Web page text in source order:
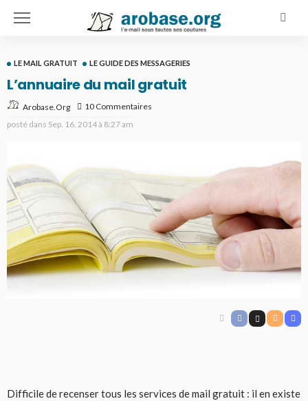
LE MAIL GRATUIT LE GUIDE DES MESSAGERIES
L’annuaire du mail gratuit
Arobase.org
10 Commentaires
posté dans Sep. 16, 2014 à 8:27 am
Difficile de recenser tous les services de mail gratuit : il en existe